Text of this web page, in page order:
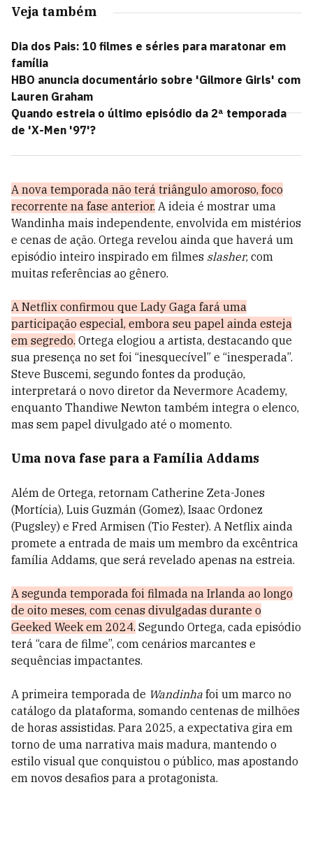
Veja também
Dia dos Pais: 10 filmes e séries para maratonar em
família
HBO anuncia documentário sobre 'Gilmore Girls' com
Lauren Graham
Quando estreia o último episódio da 2ª temporada
de 'X-Men '97'?
A nova temporada não terá triângulo amoroso, foco
recorrente na fase anterior. A ideia é mostrar uma
Wandinha mais independente, envolvida em mistérios
e cenas de ação. Ortega revelou ainda que haverá um
episódio inteiro inspirado em filmes slasher, com
muitas referências ao gênero.
A Netflix confirmou que Lady Gaga fará uma
participação especial, embora seu papel ainda esteja
em segredo. Ortega elogiou a artista, destacando que
sua presença no set foi “inesquecível” e “inesperada”.
Steve Buscemi, segundo fontes da produção,
interpretará o novo diretor da Nevermore Academy,
enquanto Thandiwe Newton também integra o elenco,
mas sem papel divulgado até o momento.
Uma nova fase para a Família Addams
Além de Ortega, retornam Catherine Zeta-Jones
(Mortícia), Luis Guzmán (Gomez), Isaac Ordonez
(Pugsley) e Fred Armisen (Tio Fester). A Netflix ainda
promete a entrada de mais um membro da excêntrica
família Addams, que será revelado apenas na estreia.
A segunda temporada foi filmada na Irlanda ao longo
de oito meses, com cenas divulgadas durante o
Geeked Week em 2024. Segundo Ortega, cada episódio
terá “cara de filme”, com cenários marcantes e
sequências impactantes.
A primeira temporada de Wandinha foi um marco no
catálogo da plataforma, somando centenas de milhões
de horas assistidas. Para 2025, a expectativa gira em
torno de uma narrativa mais madura, mantendo o
estilo visual que conquistou o público, mas apostando
em novos desafios para a protagonista.